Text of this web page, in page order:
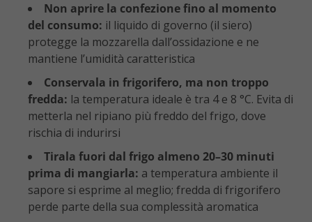
Non aprire la confezione fino al momento
del consumo: il liquido di governo (il siero)
protegge la mozzarella dall’ossidazione e ne
mantiene l’umidità caratteristica
Conservala in frigorifero, ma non troppo
fredda: la temperatura ideale è tra 4 e 8 °C. Evita di
metterla nel ripiano più freddo del frigo, dove
rischia di indurirsi
Tirala fuori dal frigo almeno 20–30 minuti
prima di mangiarla: a temperatura ambiente il
sapore si esprime al meglio; fredda di frigorifero
perde parte della sua complessità aromatica